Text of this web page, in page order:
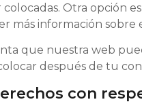
Otra opción
más información sobre
que nuestra web
después de tu
con